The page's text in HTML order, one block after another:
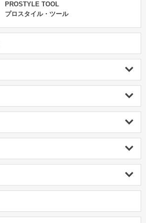
PROSTYLE TOOL
プロスタイル・ツール